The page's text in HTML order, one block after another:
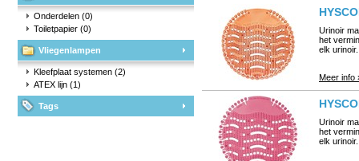
Onderdelen (0)
Toiletpapier (0)
Vliegenlampen
Kleefplaat systemen (2)
ATEX lijn (1)
Tags
Urinoir
het
elk
Meer info
Urinoir
het
elk